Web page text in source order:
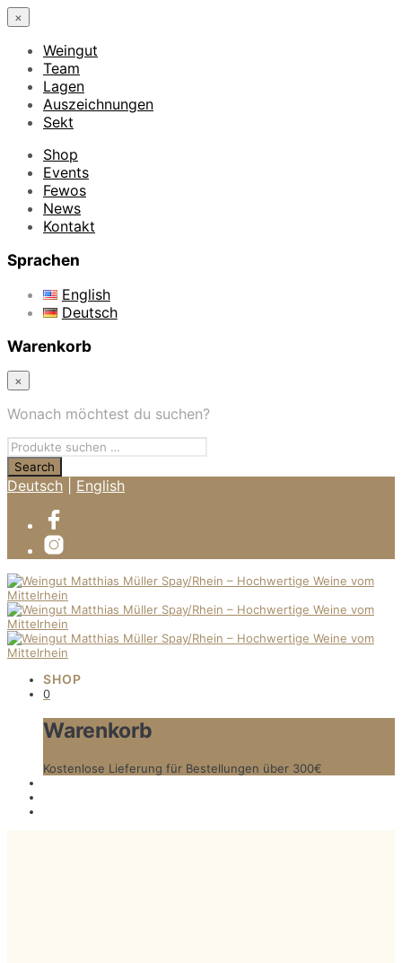
×
Weingut
Team
Lagen
Auszeichnungen
Sekt
Shop
Events
Fewos
News
Kontakt
Sprachen
English
Deutsch
Warenkorb
×
Wonach möchtest du suchen?
Deutsch English
SHOP
0
Warenkorb
Kostenlose Lieferung für Bestellungen über 300€